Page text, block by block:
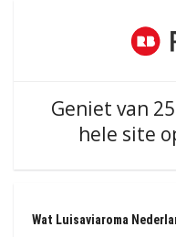
Geniet van
hele site
Wat Luisaviaroma